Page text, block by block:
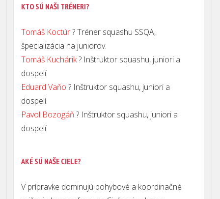
KTO SÚ NAŠI TRÉNERI?
Tomáš Koctúr? Tréner squashu SSQA,
špecializácia na juniorov.
Tomáš Kuchárik? Inštruktor squashu, juniori a
dospelí.
Eduard Vaňo ? Inštruktor squashu, juniori a
dospelí.
Pavol Bozogáň? Inštruktor squashu, juniori a
dospelí.
AKÉ SÚ NAŠE CIELE?
V prípravke dominujú pohybové a koordinačné